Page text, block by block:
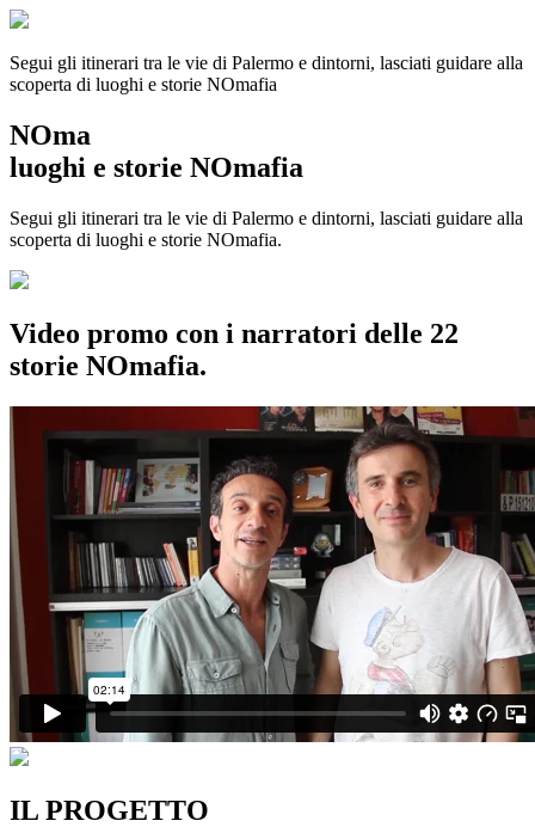
Segui gli itinerari tra le vie di Palermo e dintorni, lasciati guidare alla
scoperta di luoghi e storie NOmafia
NOma
luoghi e storie NOmafia
Segui gli itinerari tra le vie di Palermo e dintorni, lasciati guidare alla
scoperta di luoghi e storie NOmafia.
Video promo con i narratori delle 22
storie NOmafia.
IL PROGETTO